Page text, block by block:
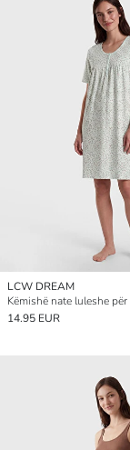
LCW DREAM
14.95 EUR